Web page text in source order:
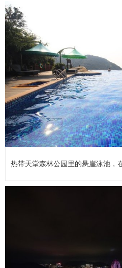
热带天堂森林公园里的悬崖泳池，